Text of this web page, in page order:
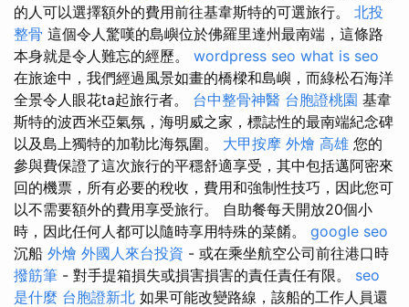
的人可以選擇額外的費用前往基韋斯特的可選旅行。 北投
整骨 這個令人驚嘆的島嶼位於佛羅里達州最南端，這條路
本身就是令人難忘的經歷。 wordpress seo what is seo
在旅途中，我們經過風景如畫的橋樑和島嶼，而綠松石海洋
全景令人眼花ta起旅行者。 台中整骨神醫 台胞證桃園 基韋
斯特的波西米亞氣氛，海明威之家，標誌性的最南端紀念碑
以及島上獨特的加勒比海氛圍。 大甲按摩 外燴 高雄 您的
參與費保證了這次旅行的平穩舒適享受，其中包括邁阿密來
回的機票，所有必要的稅收，費用和強制性技巧，因此您可
以不需要額外的費用享受旅行。 自助餐每天開放20個小
時，因此任何人都可以隨時享用特殊的菜餚。 google seo
沉船 外燴 外國人來台投資 - 或在乘坐航空公司前往港口時
撥筋筆 - 對手提箱損失或損害損害的責任責任有限。 seo
是什麼 台胞證新北 如果可能改變路線，該船的工作人員還